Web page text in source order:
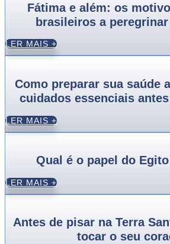
Fátima e além: os
brasileiros a peregrinar
LER MAIS +
Como preparar sua saúde
cuidados essenciais
LER MAIS +
Qual é o papel do
LER MAIS +
Antes de pisar na Terra
tocar o seu